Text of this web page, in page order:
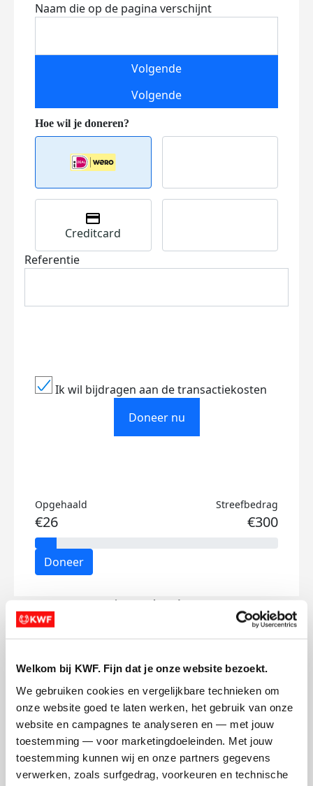
Welkom bij KWF. Fijn dat je onze website bezoekt.
We gebruiken cookies en vergelijkbare technieken om
onze website goed te laten werken, het gebruik van onze
website en campagnes te analyseren en — met jouw
toestemming — voor marketingdoeleinden. Met jouw
toestemming kunnen wij en onze partners gegevens
verwerken, zoals surfgedrag, voorkeuren en technische
Naam die op de pagina verschijnt
Volgende
Volgende
Creditcard
Referentie
Ik wil bijdragen aan de transactiekosten
Doneer nu
Opgehaald
€26
Streefbedrag
€300
Doneer
Fien's badges